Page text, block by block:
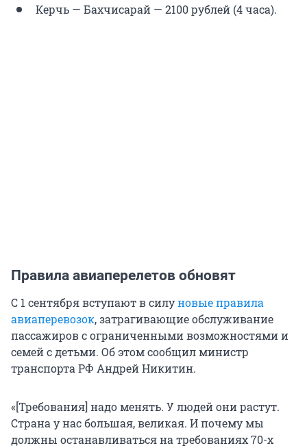
Керчь — Бахчисарай — 2100 рублей (4 часа).
Правила авиаперелетов обновят
С 1 сентября вступают в силуновые правила
авиаперевозок, затрагивающие обслуживание
пассажиров с ограниченными возможностями и
семей с детьми. Об этом сообщил министр
транспорта РФ Андрей Никитин.
«[Требования] надо менять. У людей они растут.
Страна у нас большая, великая. И почему мы
должны останавливаться на требованиях 70-х